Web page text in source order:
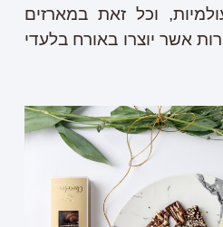
וכל זאת במארזים
אשר יוצרו באורח בלעדי